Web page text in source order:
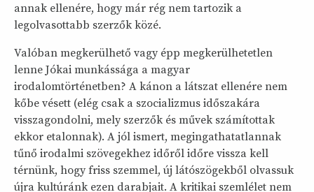
annak ellenére, hogy már rég nem tartozik a
legolvasottabb szerzők közé.
Valóban megkerülhető vagy épp megkerülhetetlen
lenne Jókai munkássága a magyar
irodalomtörténetben? A kánon a látszat ellenére nem
kőbe vésett (elég csak a szocializmus időszakára
visszagondolni, mely szerzők és művek számítottak
ekkor etalonnak). A jól ismert, megingathatatlannak
tűnő irodalmi szövegekhez időről időre vissza kell
térnünk, hogy friss szemmel, új látószögekből olvassuk
újra kultúránk ezen darabjait. A kritikai szemlélet nem